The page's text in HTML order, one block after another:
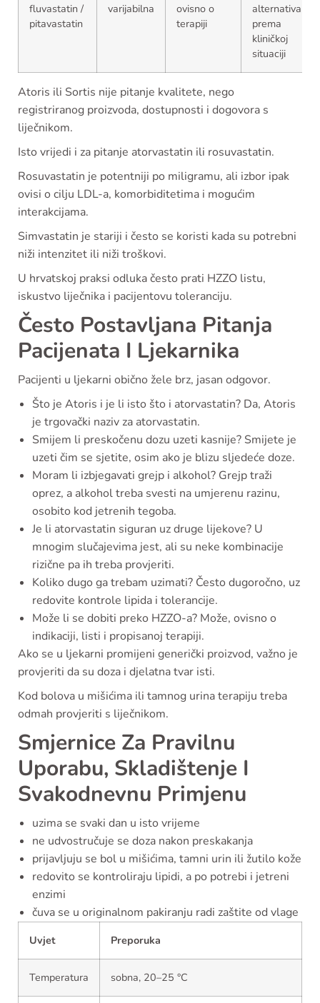
fluvastatin /
pitavastatin
varijabilna
ovisno o
terapiji
alternativa
prema
kliničkoj
situaciji
Atoris ili Sortis nije pitanje kvalitete, nego
registriranog proizvoda, dostupnosti i dogovora s
liječnikom.
Isto vrijedi i za pitanje atorvastatin ili rosuvastatin.
Rosuvastatin je potentniji po miligramu, ali izbor ipak
ovisi o cilju LDL-a, komorbiditetima i mogućim
interakcijama.
Simvastatin je stariji i često se koristi kada su potrebni
niži intenzitet ili niži troškovi.
U hrvatskoj praksi odluka često prati HZZO listu,
iskustvo liječnika i pacijentovu toleranciju.
Često Postavljana Pitanja
Pacijenata I Ljekarnika
Pacijenti u ljekarni obično žele brz, jasan odgovor.
Što je Atoris i je li isto što i atorvastatin? Da, Atoris
je trgovački naziv za atorvastatin.
Smijem li preskočenu dozu uzeti kasnije? Smijete je
uzeti čim se sjetite, osim ako je blizu sljedeće doze.
Moram li izbjegavati grejp i alkohol? Grejp traži
oprez, a alkohol treba svesti na umjerenu razinu,
osobito kod jetrenih tegoba.
Je li atorvastatin siguran uz druge lijekove? U
mnogim slučajevima jest, ali su neke kombinacije
rizične pa ih treba provjeriti.
Koliko dugo ga trebam uzimati? Često dugoročno, uz
redovite kontrole lipida i tolerancije.
Može li se dobiti preko HZZO-a? Može, ovisno o
indikaciji, listi i propisanoj terapiji.
Ako se u ljekarni promijeni generički proizvod, važno je
provjeriti da su doza i djelatna tvar isti.
Kod bolova u mišićima ili tamnog urina terapiju treba
odmah provjeriti s liječnikom.
Smjernice Za Pravilnu
Uporabu, Skladištenje I
Svakodnevnu Primjenu
uzima se svaki dan u isto vrijeme
ne udvostručuje se doza nakon preskakanja
prijavljuju se bol u mišićima, tamni urin ili žutilo kože
redovito se kontroliraju lipidi, a po potrebi i jetreni
enzimi
čuva se u originalnom pakiranju radi zaštite od vlage
Uvjet Preporuka
Temperatura sobna, 20–25 °C